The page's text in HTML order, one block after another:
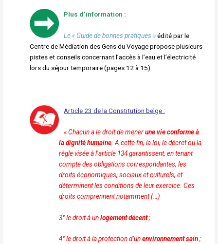
Plus d’information :
Le « Guide de bonnes pratiques »édité par le
Centre deMédiation des Gens du Voyage propose plusieurs
pisteset conseils concernant l’accès à l’eau et l’électricité
lors du séjour temporaire (pages 12 à 15).
Article 23 de la Constitution belge :
«Chacun a le droit de menerune vie conforme à
la dignitéhumaine . A cette fin, la loi, le décret ou la
règle visée àl’article 134 garantissent, en tenant
compte des obligationscorrespondantes, les
droits économiques, sociaux et culturels,et
déterminent les conditions de leur exercice.Ces
droits comprennent notamment (…)
3° le droit à unlogement décent;
4° le droit à la protection d’unenvironnement sain;